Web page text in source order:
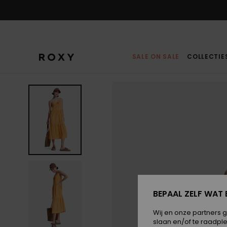
SALE ON SALE
BEPAAL ZELF WAT
Wij en onze partners
slaan en/of te